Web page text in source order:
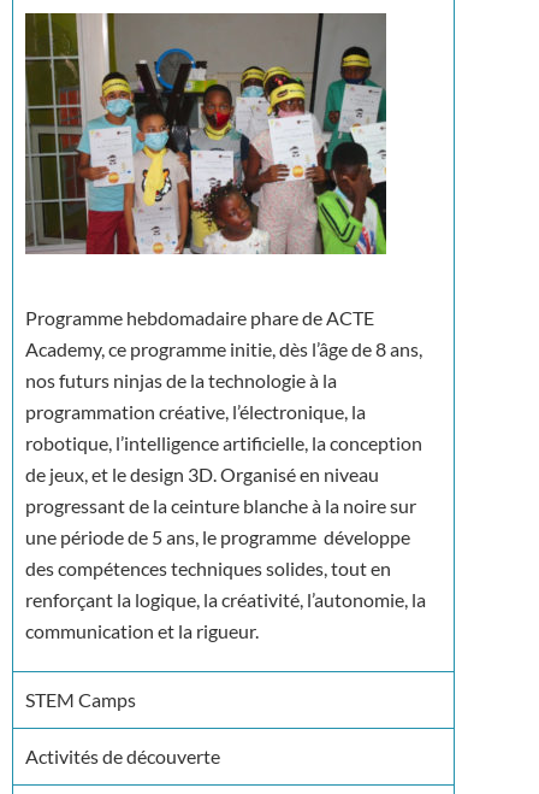
Programme hebdomadaire phare de ACTE
Academy, ce programme initie, dès l’âge de 8 ans,
nos futurs ninjas de la technologie à la
programmation créative, l’électronique, la
robotique, l’intelligence artificielle, la conception
de jeux, et le design 3D. Organisé en niveau
progressant de la ceinture blanche à la noire sur
une période de 5 ans, le programme développe
des compétences techniques solides, tout en
renforçant la logique, la créativité, l’autonomie, la
communication et la rigueur.
STEM Camps
Activités de découverte